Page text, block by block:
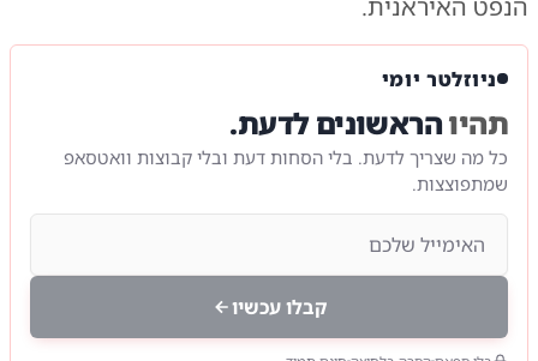
הנפט האיראנית.
ניוזלטר יומי
תהיוהראשונים לדעת.
כל מה שצריך לדעת. בלי הסחות דעת ובלי קבוצות וואטסאפ
שמתפוצצות.
קבלו עכשיו